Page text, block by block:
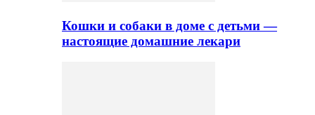
Кошки и собаки в доме с детьми —
настоящие домашние лекари